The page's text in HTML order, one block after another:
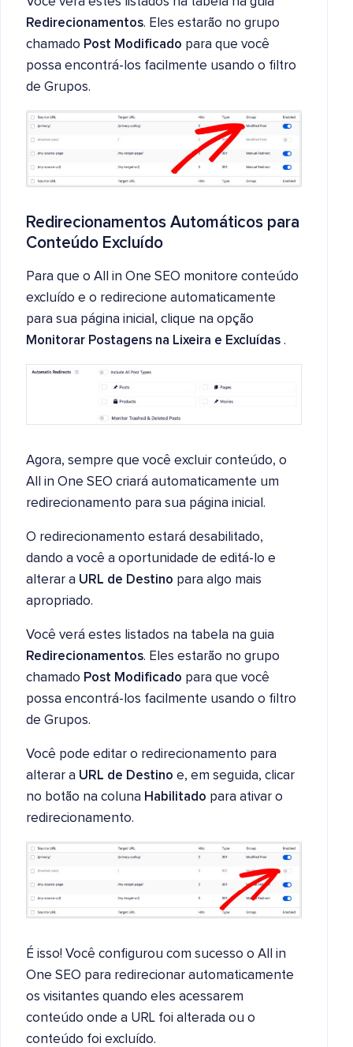
Redirecionamentos. Eles estarão no grupo
chamado Post Modificado para que você
possa encontrá-los facilmente usando o filtro
de Grupos.
Redirecionamentos Automáticos para
Conteúdo Excluído
Para que o All in One SEO monitore conteúdo
excluído e o redirecione automaticamente
para sua página inicial, clique na opção
Monitorar Postagens na Lixeira e Excluídas .
Agora, sempre que você excluir conteúdo, o
All in One SEO criará automaticamente um
redirecionamento para sua página inicial.
O redirecionamento estará desabilitado,
dando a você a oportunidade de editá-lo e
alterar a URL de Destino para algo mais
apropriado.
Você verá estes listados na tabela na guia
Redirecionamentos. Eles estarão no grupo
chamado Post Modificado para que você
possa encontrá-los facilmente usando o filtro
de Grupos.
Você pode editar o redirecionamento para
alterar a URL de Destino e, em seguida, clicar
no botão na coluna Habilitado para ativar o
redirecionamento.
É isso! Você configurou com sucesso o All in
One SEO para redirecionar automaticamente
os visitantes quando eles acessarem
conteúdo onde a URL foi alterada ou o
conteúdo foi excluído.